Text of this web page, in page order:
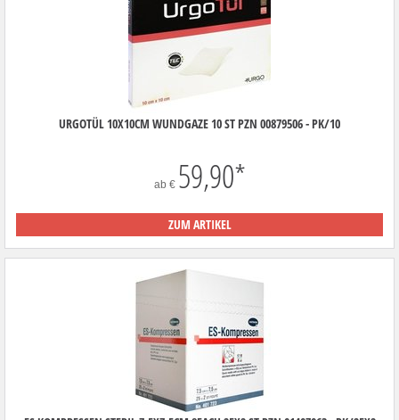
URGOTÜL 10X10CM WUNDGAZE 10 ST PZN 00879506 - PK/10
ab € 59,90*
ZUM ARTIKEL